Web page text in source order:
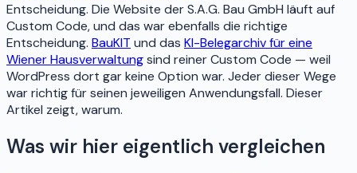
Entscheidung. Die Website der S.A.G. Bau GmbH läuft auf
Custom Code, und das war ebenfalls die richtige
Entscheidung. BauKIT und das KI-Belegarchiv für eine
Wiener Hausverwaltungsind reiner Custom Code — weil
WordPress dort gar keine Option war. Jeder dieser Wege
war richtig für seinen jeweiligen Anwendungsfall. Dieser
Artikel zeigt, warum.
Was wir hier eigentlich vergleichen